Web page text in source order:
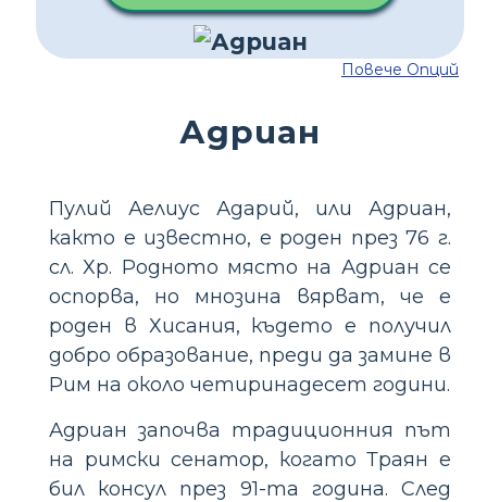
Повече Опций
Адриан
Пулий Аелиус Адарий, или Адриан,
както е известно, е роден през 76 г.
сл. Хр. Родното място на Адриан се
оспорва, но мнозина вярват, че е
роден в Хисания, където е получил
добро образование, преди да замине в
Рим на около четиринадесет години.
Адриан започва традиционния път
на римски сенатор, когато Траян е
бил консул през 91-та година. След